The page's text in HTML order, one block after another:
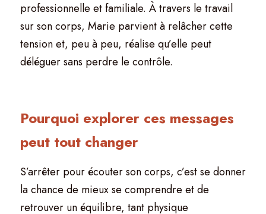
professionnelle et familiale. À travers le travail
sur son corps, Marie parvient à relâcher cette
tension et, peu à peu, réalise qu’elle peut
déléguer sans perdre le contrôle.
Pourquoi explorer ces messages
peut tout changer
S’arrêter pour écouter son corps, c’est se donner
la chance de mieux se comprendre et de
retrouver un équilibre, tant physique